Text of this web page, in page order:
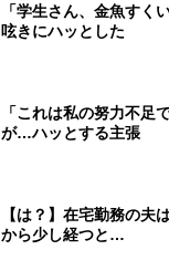
「学生さん、金魚すく
呟きにハッとした
「これは私の努力不足
が…ハッとする主張
【は？】在宅勤務の夫
から少し経つと…